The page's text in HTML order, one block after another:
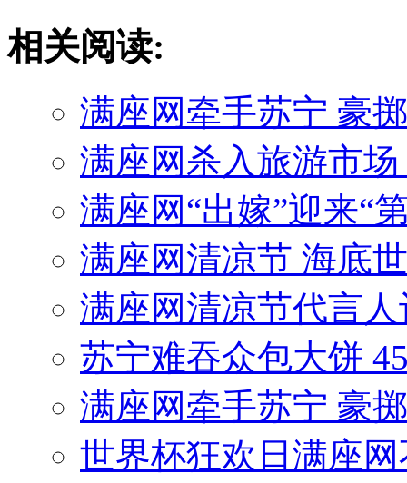
相关阅读:
满座网牵手苏宁 豪
满座网杀入旅游市
满座网“出嫁”迎来“
满座网清凉节 海底
满座网清凉节代言
苏宁难吞众包大饼
满座网牵手苏宁 豪
世界杯狂欢日满座